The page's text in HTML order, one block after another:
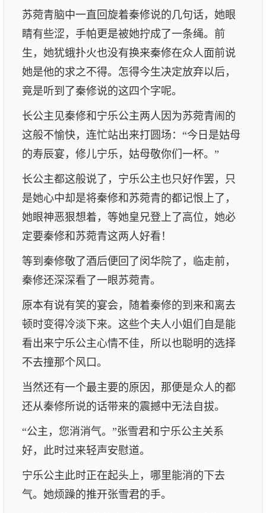
苏菀青脑中一直回旋着秦修说的几句话，她眼
睛有些涩，手帕更是被她拧成了一条绳。前
生，她犹蛾扑火也没有换来秦修在众人面前说
她是他的求之不得。怎得今生决定放弃以后，
竟是听到了秦修说的这四个字呢。
长公主见秦修和宁乐公主两人因为苏菀青闹的
这般不愉快，连忙站出来打圆场：“今日是姑母
的寿辰宴，修儿宁乐，姑母敬你们一杯。”
长公主都这般说了，宁乐公主也只好作罢，只
是她心中却是将秦修和苏菀青的都记恨上了，
她眼神恶狠想着，等她皇兄登上了高位，她必
定要秦修和苏菀青这两人好看！
等到秦修敬了酒后便回了闵华院了，临走前，
秦修还深深看了一眼苏菀青。
原本有说有笑的宴会，随着秦修的到来和离去
顿时变得冷淡下来。这些个夫人小姐们自是能
看出来宁乐公主心情不佳，所以也聪明的选择
不去撞那个风口。
当然还有一个最主要的原因，那便是众人的都
还从秦修所说的话带来的震撼中无法自拔。
“公主，您消消气。”张雪君和宁乐公主关系
好，此时过来轻声安慰道。
宁乐公主此时正在起头上，哪里能消的下去
气。她烦躁的推开张雪君的手。